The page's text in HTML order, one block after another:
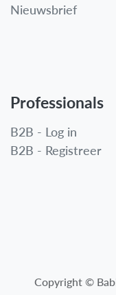
Nieuwsbrief
Professionals
B2B - Log in
B2B - Registreer
Copyright ©